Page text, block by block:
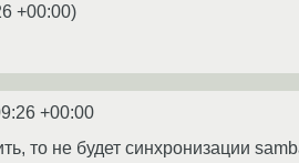
+00:00)
+00:00
то не будет синхронизации